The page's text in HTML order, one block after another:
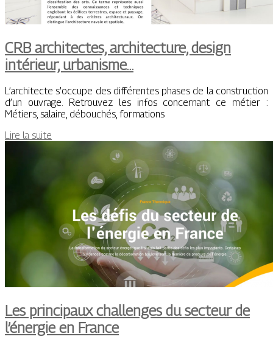
CRB architectes, architecture, design
intérieur, urbanisme…
L’architecte s’occupe des différentes phases de la construction
d’un ouvrage. Retrouvez les infos concernant ce métier :
Métiers, salaire, débouchés, formations
Lire la suite
Les principaux challenges du secteur de
l’énergie en France